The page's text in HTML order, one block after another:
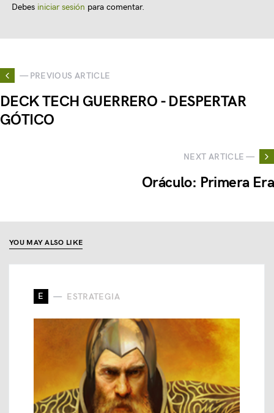
Debes iniciar sesión para comentar.
— PREVIOUS ARTICLE
DECK TECH GUERRERO - DESPERTAR
GÓTICO
NEXT ARTICLE —
Oráculo: Primera Era
YOU MAY ALSO LIKE
E ESTRATEGIA